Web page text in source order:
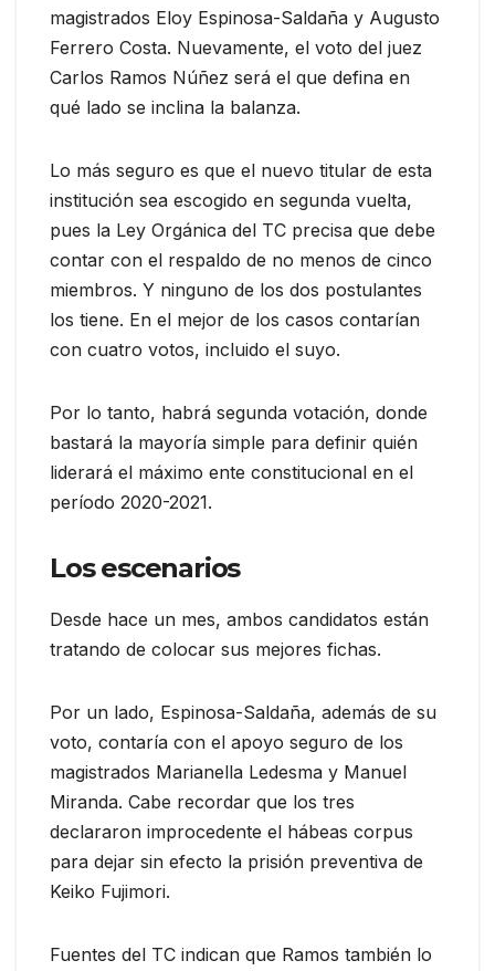
magistrados Eloy Espinosa-Saldaña y Augusto
Ferrero Costa. Nuevamente, el voto del juez
Carlos Ramos Núñez será el que defina en
qué lado se inclina la balanza.
Lo más seguro es que el nuevo titular de esta
institución sea escogido en segunda vuelta,
pues la Ley Orgánica del TC precisa que debe
contar con el respaldo de no menos de cinco
miembros. Y ninguno de los dos postulantes
los tiene. En el mejor de los casos contarían
con cuatro votos, incluido el suyo.
Por lo tanto, habrá segunda votación, donde
bastará la mayoría simple para definir quién
liderará el máximo ente constitucional en el
período 2020-2021.
Los escenarios
Desde hace un mes, ambos candidatos están
tratando de colocar sus mejores fichas.
Por un lado, Espinosa-Saldaña, además de su
voto, contaría con el apoyo seguro de los
magistrados Marianella Ledesma y Manuel
Miranda. Cabe recordar que los tres
declararon improcedente el hábeas corpus
para dejar sin efecto la prisión preventiva de
Keiko Fujimori.
Fuentes del TC indican que Ramos también lo